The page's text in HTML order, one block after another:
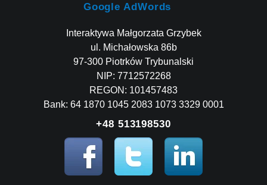
Google AdWords
Interaktywa Małgorzata Grzybek
ul. Michałowska 86b
97-300 Piotrków Trybunalski
NIP: 7712572268
REGON: 101457483
Bank: 64 1870 1045 2083 1073 3329 0001
+48 513198530